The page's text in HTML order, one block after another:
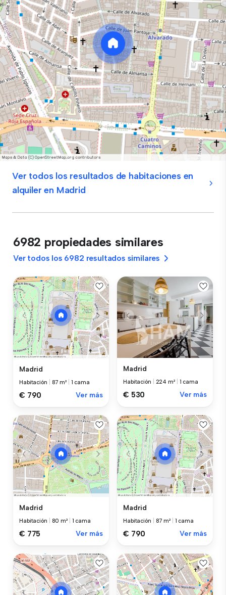
Ver todos los resultados de habitaciones en
alquiler en Madrid
6982 propiedades similares
Ver todos los 6982 resultados similares
Madrid
Habitación 87 m² 1 cama
€ 790 Ver más
Madrid
Habitación 224 m² 1 cama
€ 530 Ver más
Madrid
Habitación 80 m² 1 cama
€ 775 Ver más
Madrid
Habitación 87 m² 1 cama
€ 790 Ver más